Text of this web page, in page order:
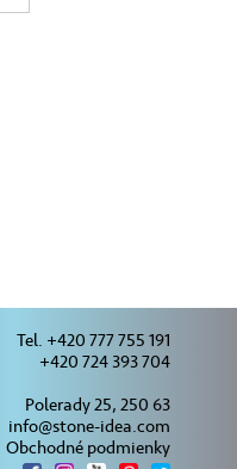
Tel. +420 777 755 191
+420 724 393 704
Polerady 25, 250 63
info@stone-idea.com
Obchodné podmienky